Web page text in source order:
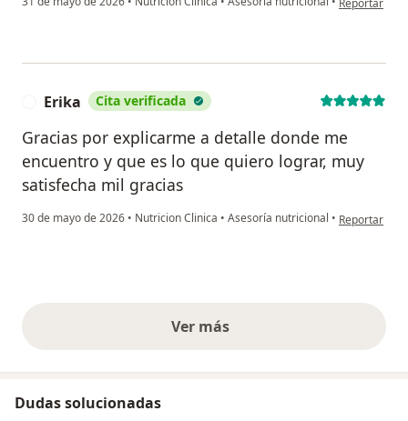
Reportar
Erika Cita verificada
Gracias por explicarme a detalle donde me
encuentro y que es lo que quiero lograr, muy
satisfecha mil gracias
30 de mayo de 2026 • Nutricion Clinica • Asesoría nutricional • en opinión
Reportar
Ver másopiniones anteriores
Dudas solucionadas